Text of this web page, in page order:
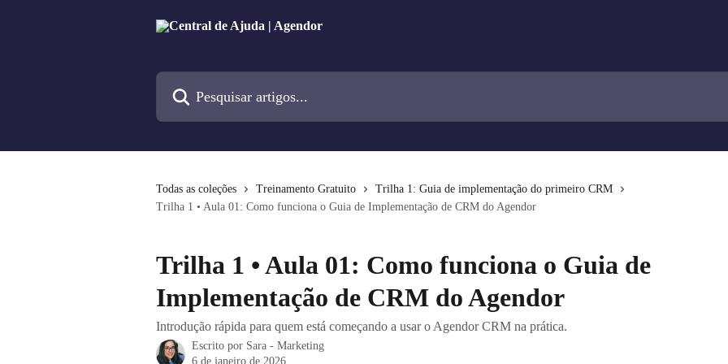
Todas as coleções Treinamento Gratuito
Trilha 1: Guia de implementação do primeiro CRM
Trilha 1 • Aula 01: Como funciona o Guia de Implementação de CRM do Agendor
Trilha 1 • Aula 01: Como funciona o Guia de
Implementação de CRM do Agendor
Introdução rápida para quem está começando a usar o Agendor CRM na prática.
Escrito por Sara - Marketing
6 de janeiro de 2026